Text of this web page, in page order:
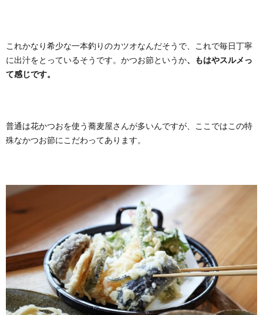
これかなり希少な一本釣りのカツオなんだそうで、これで毎日丁寧
に出汁をとっているそうです。かつお節というか、もはやスルメっ
て感じです。
普通は花かつおを使う蕎麦屋さんが多いんですが、ここではこの特
殊なかつお節にこだわってあります。